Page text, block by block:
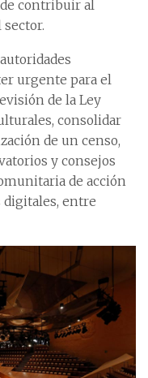
contribuir al
urgente para el
de la Ley
consolidar
de un censo,
y consejos
de acción
digitales, entre